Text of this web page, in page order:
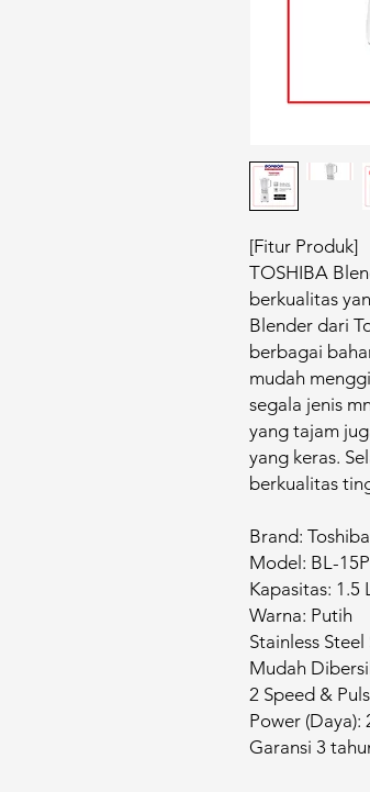
[Fitur Produk]
TOSHIBA
berkualitas
Blender dari
berbagai
mudah
segala jenis
yang tajam
yang keras.
berkualitas
Brand: Toshiba
Model: BL-
Kapasitas: 1.5
Warna: Putih
Stainless
Mudah
2 Speed &
Power (Daya):
Garansi 3